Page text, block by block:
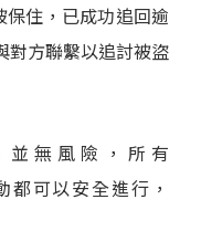
住，已成功追回逾
對方聯繫以追討被盜
並無風險，所有
可以安全進行，